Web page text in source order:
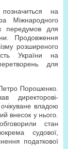
на
Міжнародного
передумов для
Продовження
розширеного
України на
для
Порошенко.
директорові-
владою
внесок у нього.
стан
судової,
податкової